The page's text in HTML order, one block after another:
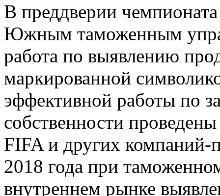
В преддверии
Южным таможенным
работа по выявлению
маркированной
эффективной работы по
собственности
FIFA и других компаний-
2018 года при
внутреннем рынке